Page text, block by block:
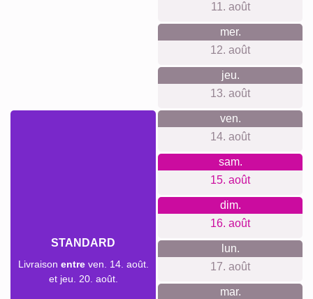
11. août
mer.
12. août
jeu.
13. août
STANDARD
Livraison entreven. 14. août.
et jeu. 20. août.
ven.
14. août
sam.
15. août
dim.
16. août
lun.
17. août
mar.